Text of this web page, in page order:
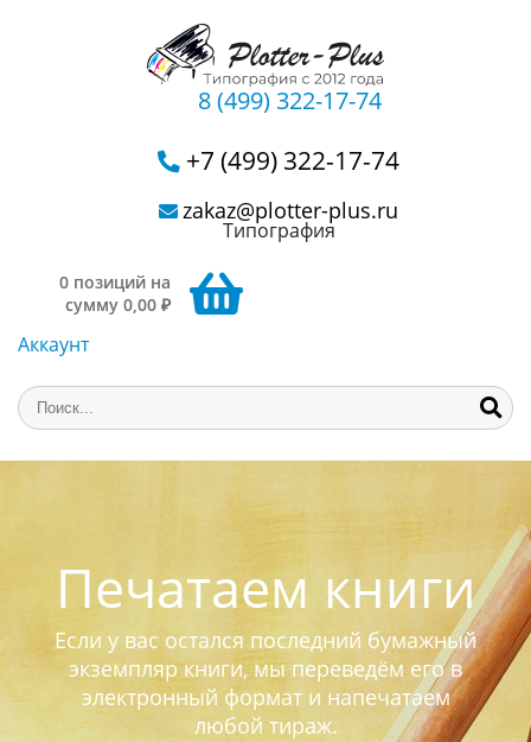
8 (499) 322-17-74
+7 (499) 322-17-74
zakaz@plotter-plus.ru
Типография
0 позиций на
сумму 0,00 ₽
Аккаунт
Печатаем книги
Если у вас остался последний бумажный
экземпляр книги, мы переведём его в
электронный формат и напечатаем
любой тираж.